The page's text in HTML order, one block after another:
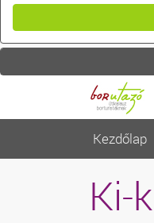
Kezdőlap
Ki-